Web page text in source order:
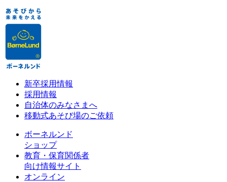
新卒採用情報
採用情報
自治体のみなさまへ
移動式あそび場のご依頼
ボーネルンド
ショップ
教育・保育関係者
向け情報サイト
オンライン